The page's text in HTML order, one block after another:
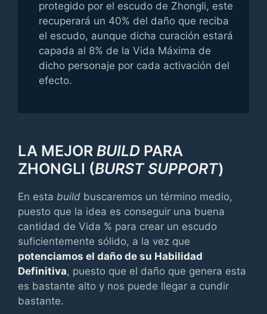
protegido por el escudo de Zhongli, este
recuperará un 40% del daño que reciba
el escudo, aunque dicha curación estará
capada al 8% de la Vida Máxima de
dicho personaje por cada activación del
efecto.
LA MEJOR BUILD PARA
ZHONGLI (BURST SUPPORT)
En esta build buscaremos un término medio,
puesto que la idea es conseguir una buena
cantidad de Vida % para crear un escudo
suficientemente sólido, a la vez que
potenciamos el daño de su Habilidad
Definitiva, puesto que el daño que genera esta
es bastante alto y nos puede llegar a cundir
bastante.